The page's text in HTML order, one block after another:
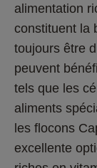
alimentation
constituent la
toujours être
peuvent
tels que les
aliments
les flocons
excellente